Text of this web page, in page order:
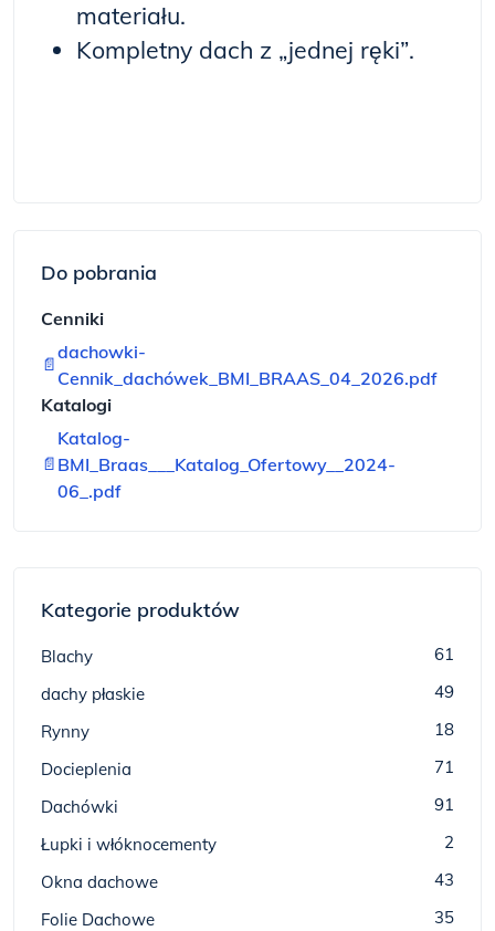
materiału.
Kompletny dach z „jednej ręki”.
Do pobrania
Cenniki
📄
dachowki-
Cennik_dachówek_BMI_BRAAS_04_2026.pdf
Katalogi
📄
Katalog-
BMI_Braas___Katalog_Ofertowy__2024-
06_.pdf
Kategorie produktów
Blachy
61
dachy płaskie
49
Rynny
18
Docieplenia
71
Dachówki
91
Łupki i włóknocementy
2
Okna dachowe
43
Folie Dachowe
35